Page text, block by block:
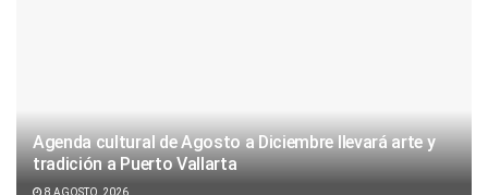
Agenda cultural de Agosto a Diciembre llevará arte y
tradición a Puerto Vallarta